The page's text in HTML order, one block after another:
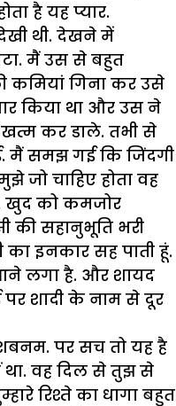
है यह प्यार.
थी. देखने में
मैं उस से बहुत
कमियां गिना कर उसे
किया था और उस ने
खत्म कर डाले. तभी से
समझ गई कि जिंदगी
जो चाहिए होता वह
खुद को कमजोर
सहानुभूति भरी
का इनकार सह पाती हूं.
लगा है. और शायद
शादी के नाम से दूर
शबनम. पर सच तो यह है
था. वह दिल से तुझ से
रिश्ते का धागा बहुत